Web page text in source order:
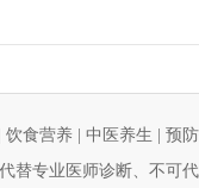
饮食营养 中医养生 预
替专业医师诊断、不可